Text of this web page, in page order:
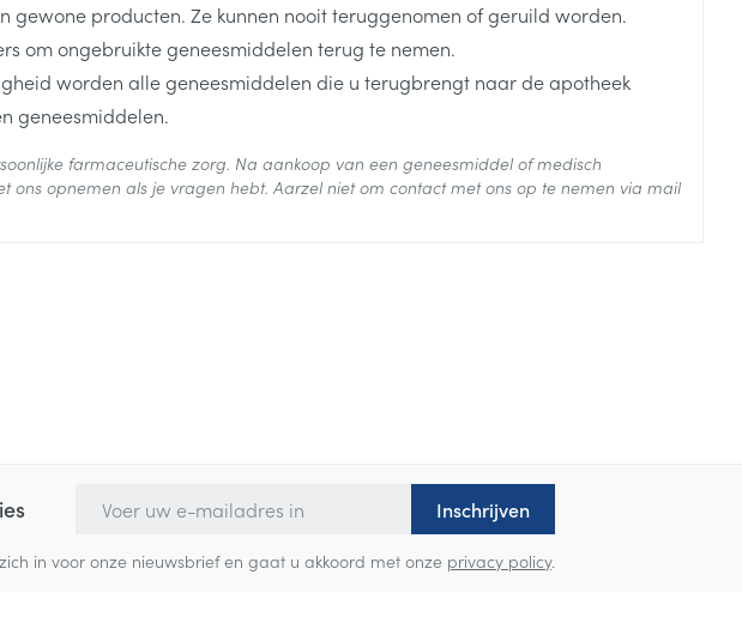
mm
(15°C - 25°C)
gewone producten. Ze kunnen nooit teruggenomen of geruild worden.
om ongebruikte geneesmiddelen terug te nemen.
worden alle geneesmiddelen die u terugbrengt naar de apotheek
geneesmiddelen.
farmaceutische zorg. Na aankoop van een geneesmiddel of medisch
ons opnemen als je vragen hebt. Aarzel niet om contact met ons op te nemen via mail
Inschrijven
in voor onze nieuwsbrief en gaat u akkoord met onze privacy policy.